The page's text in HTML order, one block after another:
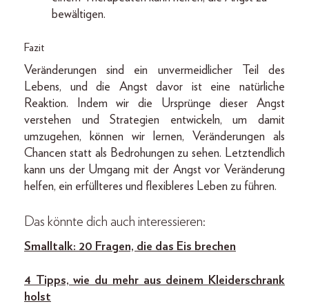
bewältigen.
Fazit
Veränderungen sind ein unvermeidlicher Teil des
Lebens, und die Angst davor ist eine natürliche
Reaktion. Indem wir die Ursprünge dieser Angst
verstehen und Strategien entwickeln, um damit
umzugehen, können wir lernen, Veränderungen als
Chancen statt als Bedrohungen zu sehen. Letztendlich
kann uns der Umgang mit der Angst vor Veränderung
helfen, ein erfüllteres und flexibleres Leben zu führen.
Das könnte dich auch interessieren:
Smalltalk: 20 Fragen, die das Eis brechen
4 Tipps, wie du mehr aus deinem Kleiderschrank
holst